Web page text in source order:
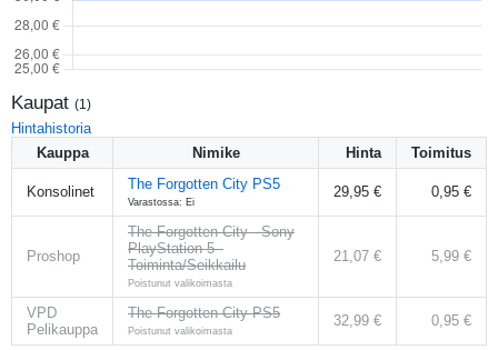
Kaupat (1 )
Hintahistoria
Kauppa
Nimike Hinta Toimitus
Konsolinet The Forgotten City PS5
Varastossa: Ei
29,95 € 0,95 €
Proshop
The Forgotten City - Sony
PlayStation 5 -
Toiminta/Seikkailu
Poistunut valikoimasta
21,07 € 5,99 €
VPD
Pelikauppa
The Forgotten City PS5
Poistunut valikoimasta
32,99 € 0,95 €